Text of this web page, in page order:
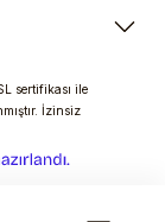
sertifikası ile
İzinsiz